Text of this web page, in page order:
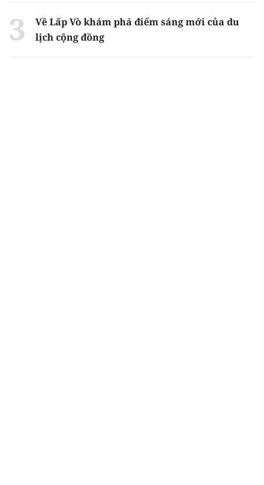
Về Lấp Vò khám phá điểm sáng mới của du
lịch cộng đồng